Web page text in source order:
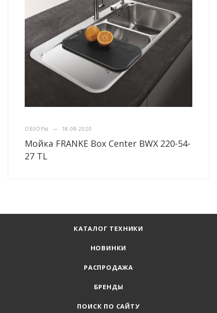
ОБЗОРЫ — 18.08.2020
Мойка FRANKE Box Center BWX 220-54-
27 TL
КАТАЛОГ ТЕХНИКИ
НОВИНКИ
РАСПРОДАЖА
БРЕНДЫ
ПОИСК ПО САЙТУ